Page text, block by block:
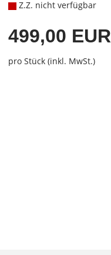
Z.Z. nicht verfügbar
499,00 EUR
pro Stück (inkl. MwSt.)